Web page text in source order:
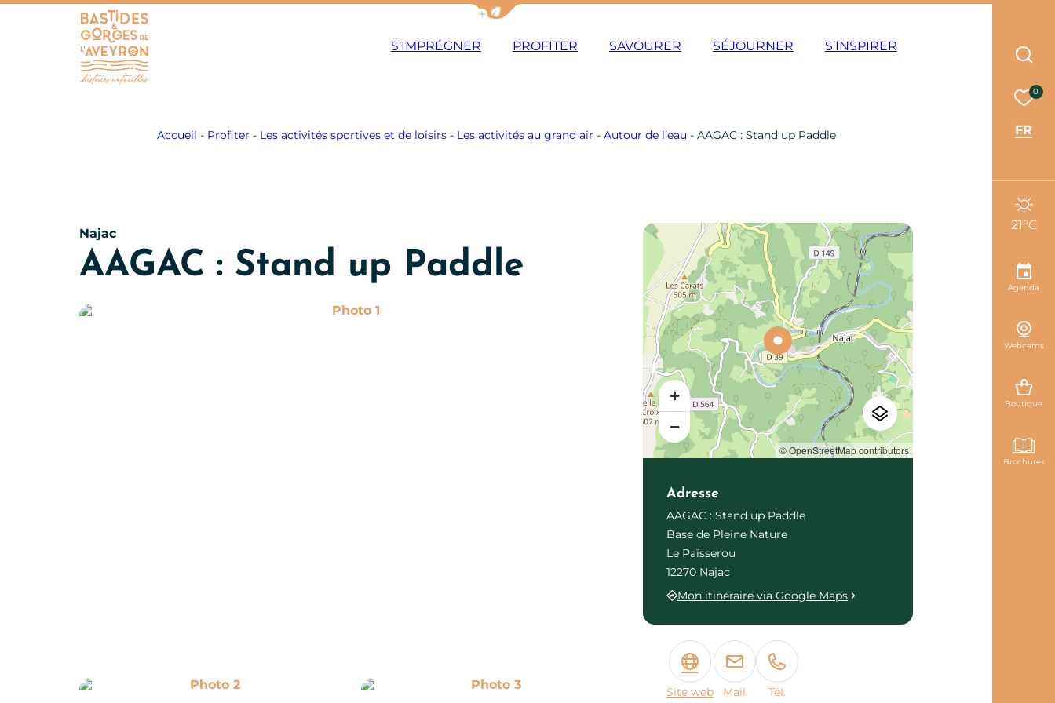
Afficher la barre de navigation du mode éco
S'IMPRÉGNER PROFITER SAVOURER SÉJOURNER S’INSPIRER
Accueil - Profiter - Les activités sportives et de loisirs- Les activités au grand air - Autour de l’eau - AAGAC : Stand up Paddle
0
FR
21°C
Agenda
Webcams
Boutique
Brochures
Najac
AAGAC : Stand up Paddle
Photo 1
Photo 2 Photo 3
© OpenStreetMap contributors
Adresse
AAGAC : Stand up Paddle
Base de Pleine Nature
Le Païsserou
12270 Najac
Mon itinéraire via Google Maps
Site web Mail Tél.